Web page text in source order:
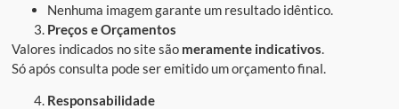
Nenhuma imagem garante um resultado idêntico.
Preços e Orçamentos
Valores indicados no site são meramente indicativos
Só após consulta pode ser emitido um orçamento final.
Responsabilidade